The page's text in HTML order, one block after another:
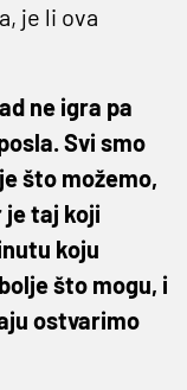
je li ova
ne igra pa
Svi smo
što možemo,
taj koji
koju
što mogu, i
ostvarimo